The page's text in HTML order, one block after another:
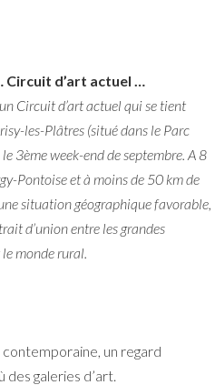
Circuit d’art actuel …
Circuit d’art actuel qui se tient
les-Plâtres (situé dans le Parc
3ème week-end de septembre. A 8
Pontoise et à moins de 50 km de
situation géographique favorable,
d’union entre les grandes
monde rural.
un regard
des galeries d’art.